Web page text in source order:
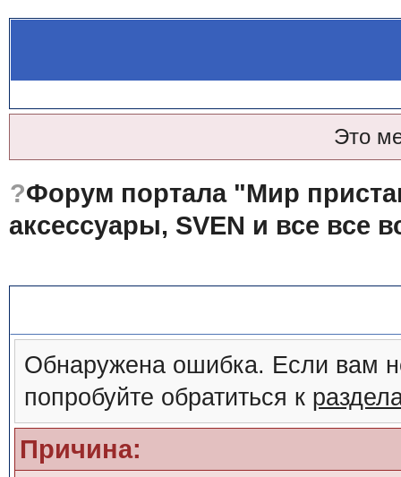
Это
?Форум портала "Мир
аксессуары, SVEN и все все
Обнаружена ошибка. Если вам
попробуйте обратиться к
Причина: